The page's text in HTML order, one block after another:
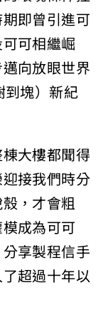
即曾引進可
可相繼崛
向放眼世界
塊）新紀
大樓都聞得
接我們時分
，才會粗
成為可可
享製程信手
超過十年以